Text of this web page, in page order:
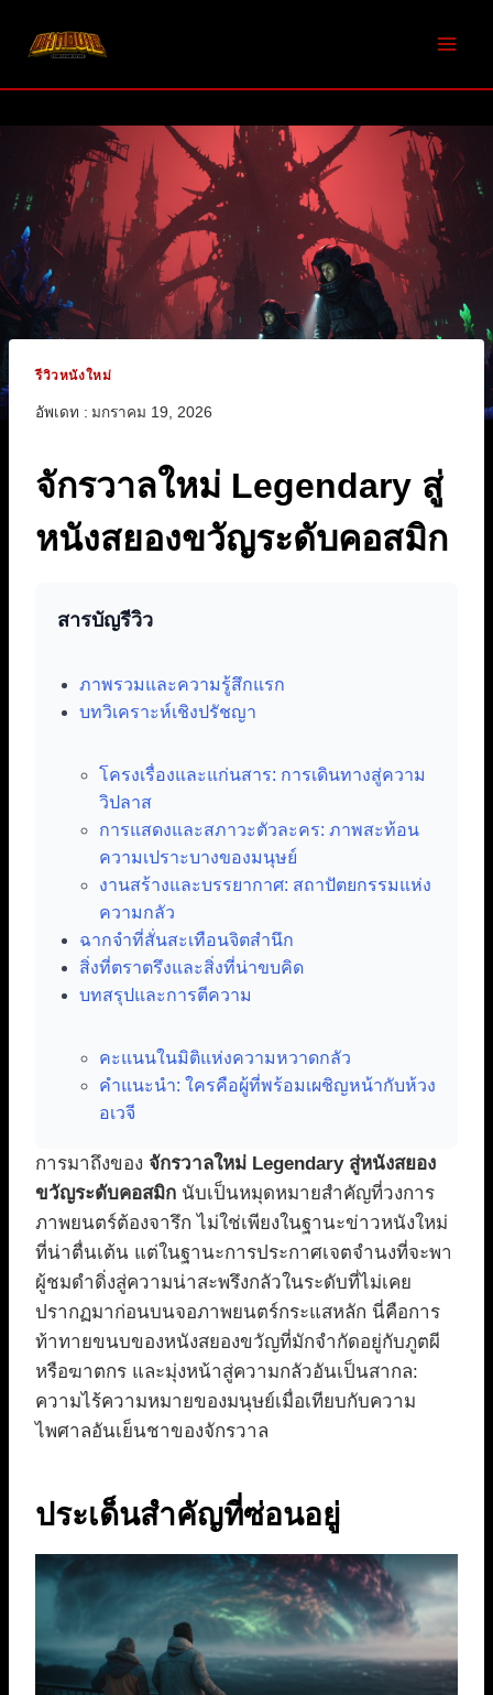
รีวิวหนังใหม่
อัพเดท : มกราคม 19, 2026
จักรวาลใหม่ Legendary สู่
หนังสยองขวัญระดับคอสมิก
สารบัญรีวิว
ภาพรวมและความรู้สึกแรก
บทวิเคราะห์เชิงปรัชญา
โครงเรื่องและแก่นสาร: การเดินทางสู่ความ
วิปลาส
การแสดงและสภาวะตัวละคร: ภาพสะท้อน
ความเปราะบางของมนุษย์
งานสร้างและบรรยากาศ: สถาปัตยกรรมแห่ง
ความกลัว
ฉากจำที่สั่นสะเทือนจิตสำนึก
สิ่งที่ตราตรึงและสิ่งที่น่าขบคิด
บทสรุปและการตีความ
คะแนนในมิติแห่งความหวาดกลัว
คำแนะนำ: ใครคือผู้ที่พร้อมเผชิญหน้ากับห้วง
อเวจี
การมาถึงของ จักรวาลใหม่ Legendary สู่หนังสยอง
ขวัญระดับคอสมิก นับเป็นหมุดหมายสำคัญที่วงการ
ภาพยนตร์ต้องจารึก ไม่ใช่เพียงในฐานะข่าวหนังใหม่
ที่น่าตื่นเต้น แต่ในฐานะการประกาศเจตจำนงที่จะพา
ผู้ชมดำดิ่งสู่ความน่าสะพรึงกลัวในระดับที่ไม่เคย
ปรากฏมาก่อนบนจอภาพยนตร์กระแสหลัก นี่คือการ
ท้าทายขนบของหนังสยองขวัญที่มักจำกัดอยู่กับภูตผี
หรือฆาตกร และมุ่งหน้าสู่ความกลัวอันเป็นสากล:
ความไร้ความหมายของมนุษย์เมื่อเทียบกับความ
ไพศาลอันเย็นชาของจักรวาล
ประเด็นสำคัญที่ซ่อนอยู่